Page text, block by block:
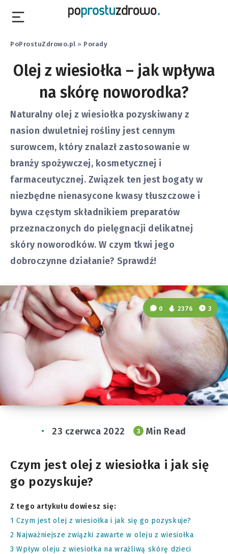
PoProstuZdrowo.pl » Porady
Olej z wiesiołka – jak wpływa
na skórę noworodka?
Naturalny olej z wiesiołka pozyskiwany z
nasion dwuletniej rośliny jest cennym
surowcem, który znalazł zastosowanie w
branży spożywczej, kosmetycznej i
farmaceutycznej. Związek ten jest bogaty w
niezbędne nienasycone kwasy tłuszczowe i
bywa częstym składnikiem preparatów
przeznaczonych do pielęgnacji delikatnej
skóry noworodków. W czym tkwi jego
dobroczynne działanie? Sprawdź!
0 2376 3
23 czerwca 2022 3 Min Read
Czym jest olej z wiesiołka i jak się
go pozyskuje?
Z tego artykułu dowiesz się:
1 Czym jest olej z wiesiołka i jak się go pozyskuje?
2 Najważniejsze związki zawarte w oleju z wiesiołka
3 Wpływ oleju z wiesiołka na wrażliwą skórę dzieci